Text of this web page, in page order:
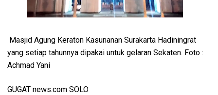
Masjid Agung Keraton Kasunanan Surakarta Hadiningrat
yang setiap tahunnya dipakai untuk gelaran Sekaten. Foto :
Achmad Yani
GUGAT news.com SOLO